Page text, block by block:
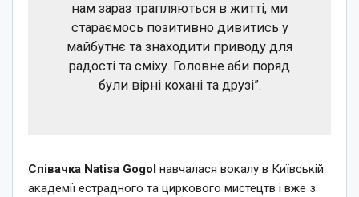
нам зараз трапляються в житті, ми
стараємось позитивно дивитись у
майбутнє та знаходити приводу для
радості та сміху. Головне аби поряд
були вірні кохані та друзі”.
Співачка Natisa Gogol навчалася вокалу в Київській
академії естрадного та циркового мистецтв і вже з